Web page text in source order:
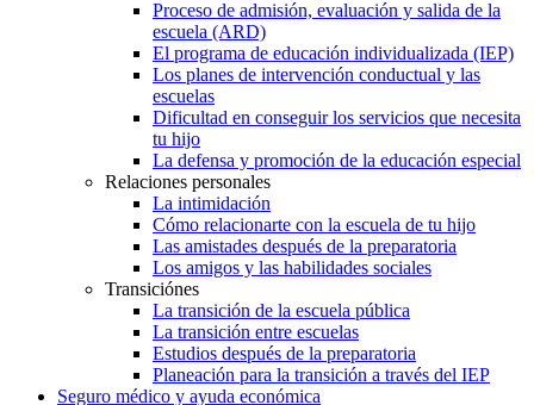
Proceso de admisión, evaluación y salida de la
escuela (ARD)
El programa de educación individualizada (IEP)
Los planes de intervención conductual y las
escuelas
Dificultad en conseguir los servicios que necesita
tu hijo
La defensa y promoción de la educación especial
Relaciones personales
La intimidación
Cómo relacionarte con la escuela de tu hijo
Las amistades después de la preparatoria
Los amigos y las habilidades sociales
Transiciónes
La transición de la escuela pública
La transición entre escuelas
Estudios después de la preparatoria
Planeación para la transición a través del IEP
Seguro médico y ayuda económica